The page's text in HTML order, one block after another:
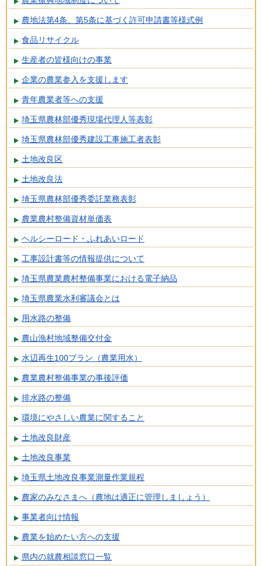
農地法第4条、第5条に基づく許可申請書等様式例
食品リサイクル
生産者の皆様向けの事業
企業の農業参入を支援します
青年農業者等への支援
埼玉県農林部優秀現場代理人等表彰
埼玉県農林部優秀建設工事施工者表彰
土地改良区
土地改良法
埼玉県農林部優秀委託業務表彰
農業農村整備資材単価表
ヘルシーロード・ふれあいロード
工事設計書等の情報提供について
埼玉県農業農村整備事業における電子納品
埼玉県農業水利審議会とは
用水路の整備
農山漁村地域整備交付金
水辺再生100プラン（農業用水）
農業農村整備事業の事後評価
排水路の整備
環境にやさしい農業に関すること
土地改良財産
土地改良事業
埼玉県土地改良事業測量作業規程
農家のみなさまへ（農地は適正に管理しましょう）
事業者向け情報
農業を始めたい方への支援
県内の就農相談窓口一覧